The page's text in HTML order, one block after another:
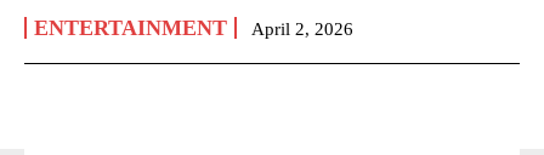
ENTERTAINMENT April 2, 2026